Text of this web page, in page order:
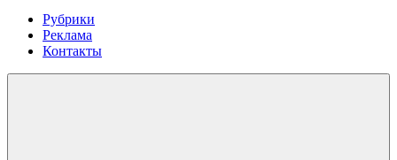
Рубрики
Реклама
Контакты